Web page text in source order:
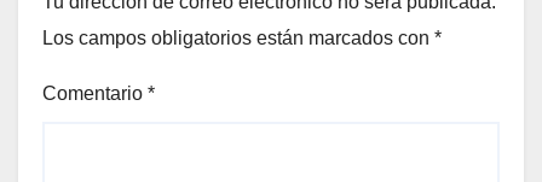
Los campos obligatorios están marcados con *
Comentario *